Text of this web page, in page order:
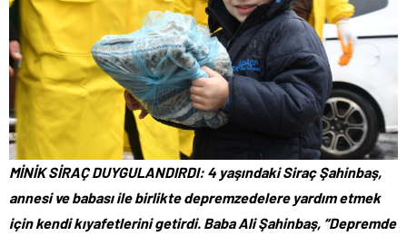
MİNİK SİRAÇ DUYGULANDIRDI: 4 yaşındaki Siraç Şahinbaş,
annesi ve babası ile birlikte depremzedelere yardım etmek
için kendi kıyafetlerini getirdi. Baba Ali Şahinbaş, “Depremde